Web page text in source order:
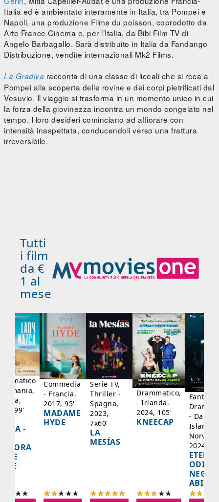
Italia ed è ambientato interamente in Italia, tra Pompei e
Napoli, una produzione Films du poisson, coprodotto da
Arte France Cinema e, per l’Italia, da Bibi Film TV di
Angelo Barbagallo. Sarà distribuito in Italia da Fandango
Distribuzione, vendite internazionali Mk2 Films.
La Gradiva racconta di una classe di liceali che si reca a
Pompei alla scoperta delle rovine e dei corpi pietrificati dal
Vesuvio. Il viaggio si trasforma in un momento unico in cui
la forza della giovinezza incontra un mondo congelato nel
tempo. I loro desideri cominciano ad affiorare con
intensità inaspettata, conducendoli verso una frattura
irreversibile.
Tutti
i film
da €
1 al
mese
99'
-
Commedia
- Francia,
2017, 95'
MADAME
HYDE
Serie TV,
Thriller -
Spagna,
2023,
7x60'
LA
MESÍAS
Drammatico,
- Irlanda,
2024, 105'
KNEECAP
-
Islanda,
2024,
NEGLI
ABISSI